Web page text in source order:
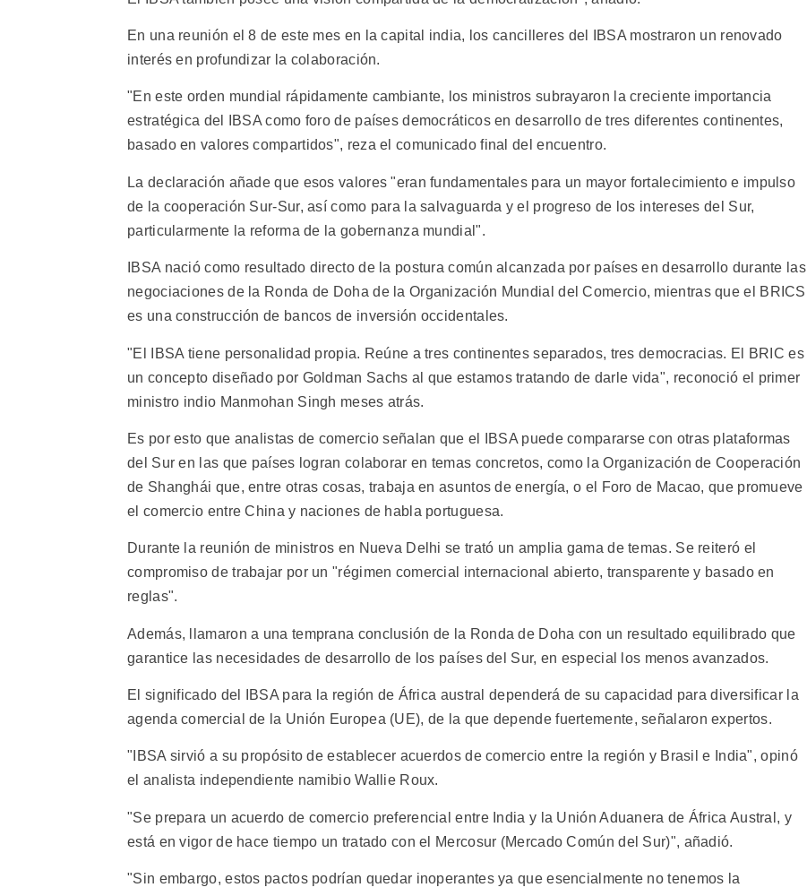
En una reunión el 8 de este mes en la capital india, los cancilleres del IBSA mostraron un renovado
interés en profundizar la colaboración.
"En este orden mundial rápidamente cambiante, los ministros subrayaron la creciente importancia
estratégica del IBSA como foro de países democráticos en desarrollo de tres diferentes continentes,
basado en valores compartidos", reza el comunicado final del encuentro.
La declaración añade que esos valores "eran fundamentales para un mayor fortalecimiento e impulso
de la cooperación Sur-Sur, así como para la salvaguarda y el progreso de los intereses del Sur,
particularmente la reforma de la gobernanza mundial".
IBSA nació como resultado directo de la postura común alcanzada por países en desarrollo durante las
negociaciones de la Ronda de Doha de la Organización Mundial del Comercio, mientras que el BRICS
es una construcción de bancos de inversión occidentales.
"El IBSA tiene personalidad propia. Reúne a tres continentes separados, tres democracias. El BRIC es
un concepto diseñado por Goldman Sachs al que estamos tratando de darle vida", reconoció el primer
ministro indio Manmohan Singh meses atrás.
Es por esto que analistas de comercio señalan que el IBSA puede compararse con otras plataformas
del Sur en las que países logran colaborar en temas concretos, como la Organización de Cooperación
de Shanghái que, entre otras cosas, trabaja en asuntos de energía, o el Foro de Macao, que promueve
el comercio entre China y naciones de habla portuguesa.
Durante la reunión de ministros en Nueva Delhi se trató un amplia gama de temas. Se reiteró el
compromiso de trabajar por un "régimen comercial internacional abierto, transparente y basado en
reglas".
Además, llamaron a una temprana conclusión de la Ronda de Doha con un resultado equilibrado que
garantice las necesidades de desarrollo de los países del Sur, en especial los menos avanzados.
El significado del IBSA para la región de África austral dependerá de su capacidad para diversificar la
agenda comercial de la Unión Europea (UE), de la que depende fuertemente, señalaron expertos.
"IBSA sirvió a su propósito de establecer acuerdos de comercio entre la región y Brasil e India", opinó
el analista independiente namibio Wallie Roux.
"Se prepara un acuerdo de comercio preferencial entre India y la Unión Aduanera de África Austral, y
está en vigor de hace tiempo un tratado con el Mercosur (Mercado Común del Sur)", añadió.
"Sin embargo, estos pactos podrían quedar inoperantes ya que esencialmente no tenemos la